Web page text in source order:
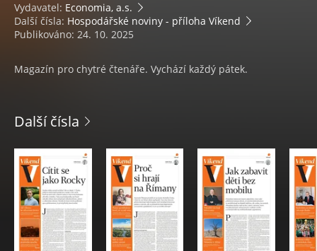
Vydavatel: Economia, a.s.
Další čísla: Hospodářské noviny - příloha Víkend
Publikováno: 24. 10. 2025
Magazín pro chytré čtenáře. Vychází každý pátek.
Další čísla